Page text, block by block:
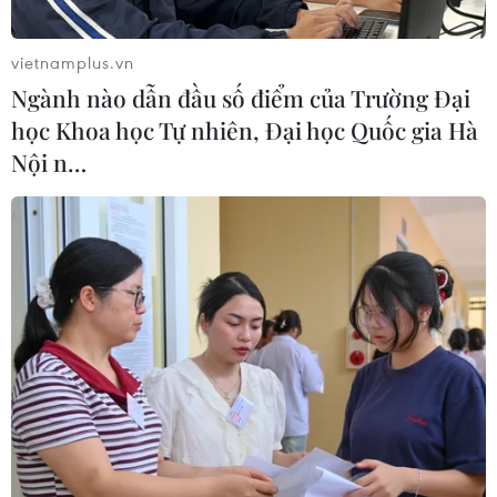
Tình hình tội phạm ma túy diễn biến phức
tạp trong năm 2023
13/09/2023 05:57
Theo Ủy ban Tư pháp, mặc dù đã có nhiều cố gắng
nhưng tội phạm gia tăng cả về số vụ, số người chết và
thiệt hại tài sản do tội phạm gây ra, trong đó, số vụ tội
phạm ma túy phát hiện tăng 18,42%.
vietnamplus.vn
Ngành nào dẫn đầu số điểm của Trường Đại
học Khoa học Tự nhiên, Đại học Quốc gia Hà
Nội n…